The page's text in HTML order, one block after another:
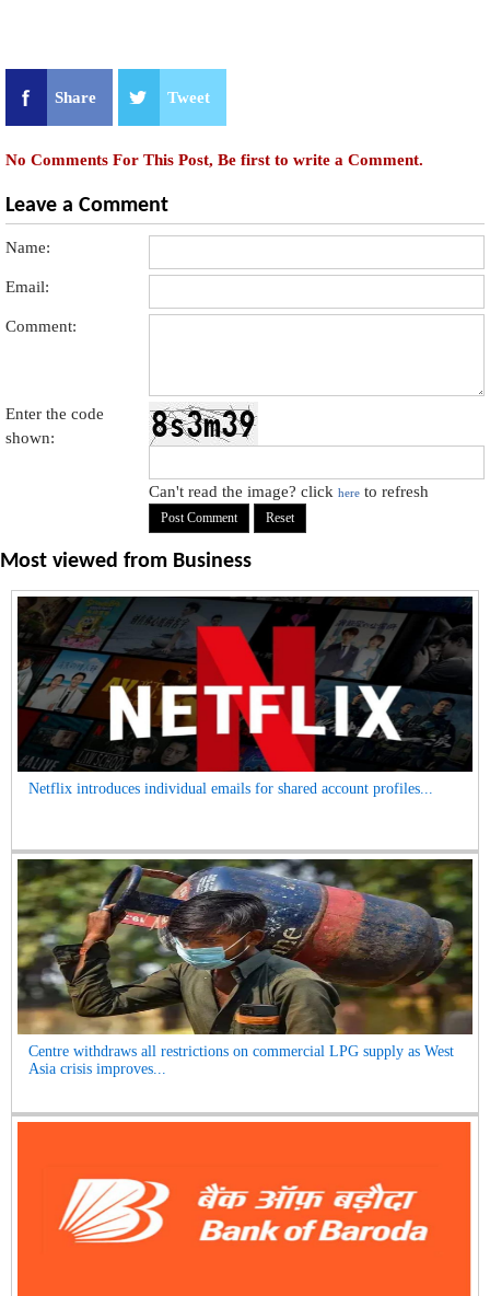
Share Tweet
No Comments For This Post, Be first to write a Comment.
Leave a Comment
Name:
Email:
Comment:
Enter the code
shown:
Can't read the image? clickhere to refresh
Most viewed from Business
Netflix introduces individual emails for shared account profiles...
Centre withdraws all restrictions on commercial LPG supply as West
Asia crisis improves...